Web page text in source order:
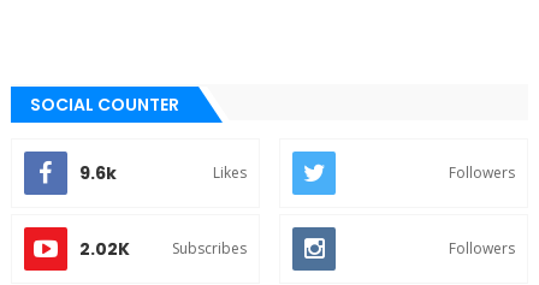
SOCIAL COUNTER
9.6k Likes Followers
2.02K Subscribes Followers